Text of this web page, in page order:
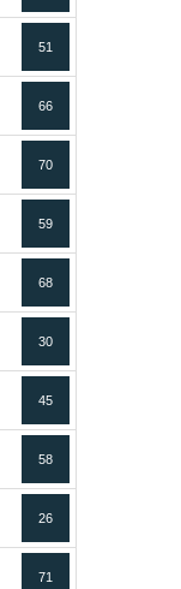
51
66
70
59
68
30
45
58
26
71